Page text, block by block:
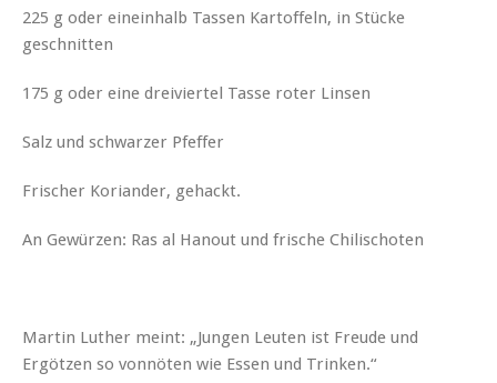
225 g oder eineinhalb Tassen Kartoffeln, in Stücke
geschnitten
175 g oder eine dreiviertel Tasse roter Linsen
Salz und schwarzer Pfeffer
Frischer Koriander, gehackt.
An Gewürzen: Ras al Hanout und frische Chilischoten
Martin Luther meint: „Jungen Leuten ist Freude und
Ergötzen so vonnöten wie Essen und Trinken.“